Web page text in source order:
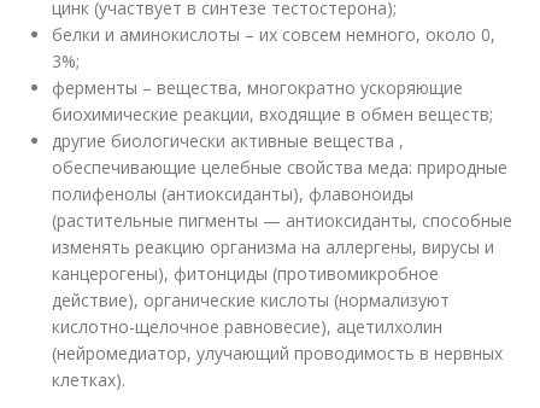
цинк (участвует в синтезе тестостерона);
белки и аминокислоты – их совсем немного, около 0,
3%;
ферменты – вещества, многократно ускоряющие
биохимические реакции, входящие в обмен веществ;
другие биологически активные вещества ,
обеспечивающие целебные свойства меда: природные
полифенолы (антиоксиданты), флавоноиды
(растительные пигменты — антиоксиданты, способные
изменять реакцию организма на аллергены, вирусы и
канцерогены), фитонциды (противомикробное
действие), органические кислоты (нормализуют
кислотно-щелочное равновесие), ацетилхолин
(нейромедиатор, улучающий проводимость в нервных
клетках).